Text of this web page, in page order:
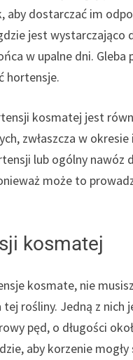
aby dostarczać im
jest wystarczająco
w upalne dni.
hortensje.
kosmatej jest
zwłaszcza w
lub ogólny nawóz
może to
kosmatej
kosmate, nie
rośliny. Jedną z nich
pęd, o długości
aby korzenie